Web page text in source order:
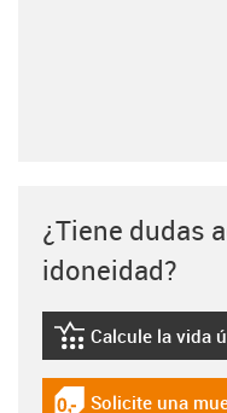
¿Tiene dudas
idoneidad?
igus-icon-
Calcule la vida
Solicite una